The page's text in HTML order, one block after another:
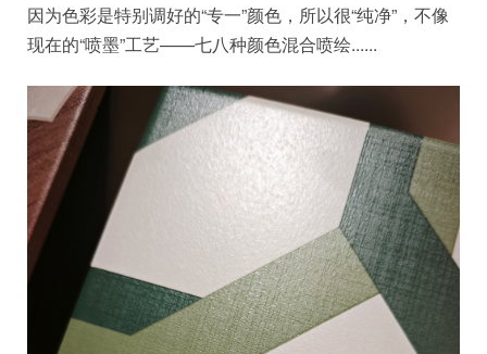
因为色彩是特别调好的“专一”颜色，所以很“纯净”，不像
现在的“喷墨”工艺——七八种颜色混合喷绘......